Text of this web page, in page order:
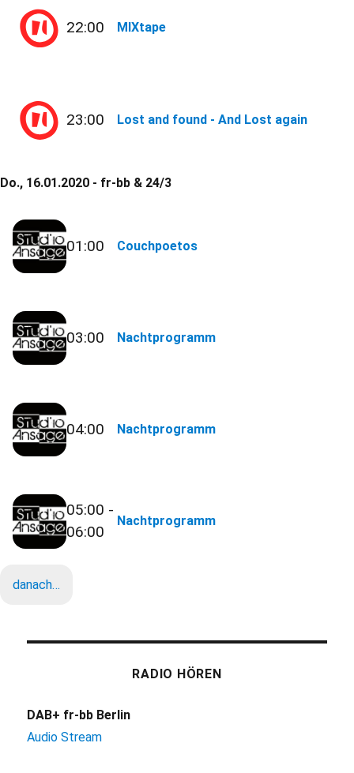
22:00 MIXtape
23:00 Lost and found - And Lost again
Do., 16.01.2020 - fr-bb & 24/3
01:00 Couchpoetos
03:00 Nachtprogramm
04:00 Nachtprogramm
05:00 -
06:00
Nachtprogramm
danach…
RADIO HÖREN
DAB+ fr-bb Berlin
Audio Stream